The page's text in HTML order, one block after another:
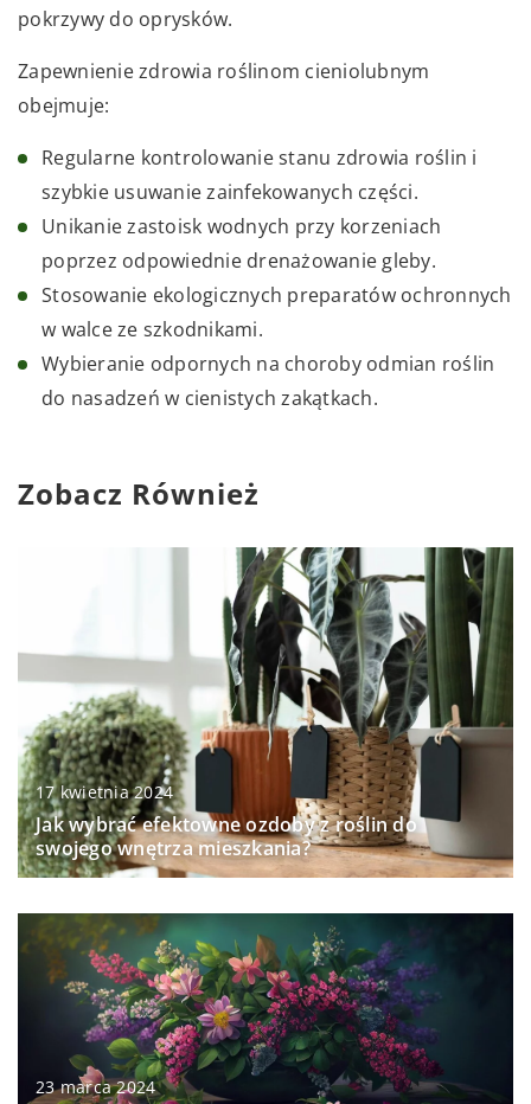
pokrzywy do oprysków.
Zapewnienie zdrowia roślinom cieniolubnym
obejmuje:
Regularne kontrolowanie stanu zdrowia roślin i
szybkie usuwanie zainfekowanych części.
Unikanie zastoisk wodnych przy korzeniach
poprzez odpowiednie drenażowanie gleby.
Stosowanie ekologicznych preparatów ochronnych
w walce ze szkodnikami.
Wybieranie odpornych na choroby odmian roślin
do nasadzeń w cienistych zakątkach.
Zobacz Również
17 kwietnia 2024
Jak wybrać efektowne ozdoby z roślin do
swojego wnętrza mieszkania?
23 marca 2024